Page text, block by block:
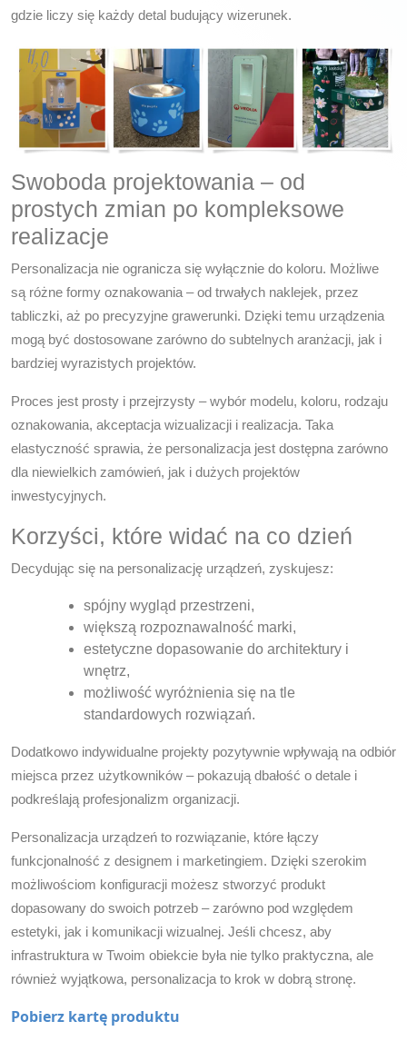
gdzie liczy się każdy detal budujący wizerunek.
Swoboda projektowania – od
prostych zmian po kompleksowe
realizacje
Personalizacja nie ogranicza się wyłącznie do koloru. Możliwe
są różne formy oznakowania – od trwałych naklejek, przez
tabliczki, aż po precyzyjne grawerunki. Dzięki temu urządzenia
mogą być dostosowane zarówno do subtelnych aranżacji, jak i
bardziej wyrazistych projektów.
Proces jest prosty i przejrzysty – wybór modelu, koloru, rodzaju
oznakowania, akceptacja wizualizacji i realizacja. Taka
elastyczność sprawia, że personalizacja jest dostępna zarówno
dla niewielkich zamówień, jak i dużych projektów
inwestycyjnych.
Korzyści, które widać na co dzień
Decydując się na personalizację urządzeń, zyskujesz:
spójny wygląd przestrzeni,
większą rozpoznawalność marki,
estetyczne dopasowanie do architektury i
wnętrz,
możliwość wyróżnienia się na tle
standardowych rozwiązań.
Dodatkowo indywidualne projekty pozytywnie wpływają na odbiór
miejsca przez użytkowników – pokazują dbałość o detale i
podkreślają profesjonalizm organizacji.
Personalizacja urządzeń to rozwiązanie, które łączy
funkcjonalność z designem i marketingiem. Dzięki szerokim
możliwościom konfiguracji możesz stworzyć produkt
dopasowany do swoich potrzeb – zarówno pod względem
estetyki, jak i komunikacji wizualnej. Jeśli chcesz, aby
infrastruktura w Twoim obiekcie była nie tylko praktyczna, ale
również wyjątkowa, personalizacja to krok w dobrą stronę.
Pobierz kartę produktu